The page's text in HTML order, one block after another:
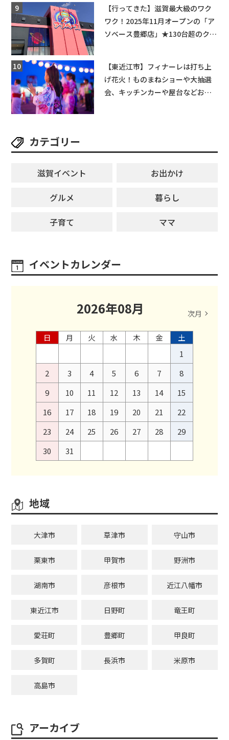
【行ってきた】滋賀最大級のワク
ワク！2025年11月オープンの「ア
ソベース豊郷店」★130台超のクレ
【東近江市】フィナーレは打ち上
げ花火！ものまねショーや大抽選
会、キッチンカーや屋台などお楽
カテゴリー
滋賀イベント
お出かけ
グルメ
暮らし
子育て
ママ
イベントカレンダー
2026年08月 次月
日 月 火 水 木 金
土
1
2
3 4 5 6 7
8
9
10 11 12 13 14
15
16
17 18 19 20 21
22
23
24 25 26 27 28
29
30
31
地域
大津市 草津市 守山市
栗東市 甲賀市 野洲市
湖南市 彦根市 近江八幡市
東近江市 日野町 竜王町
愛荘町 豊郷町 甲良町
多賀町 長浜市 米原市
高島市
アーカイブ